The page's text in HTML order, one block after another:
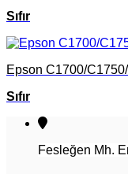
Sıfır
Epson C1700/
Sıfır
Fesleğen Mh.